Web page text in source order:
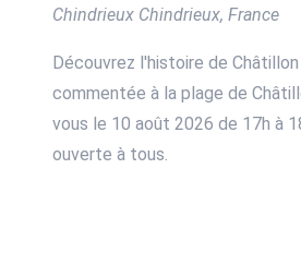
Chindrieux Chindrieux, France
Découvrez l'histoire de
commentée à la plage de
vous le 10 août 2026 de 17h à
ouverte à tous.